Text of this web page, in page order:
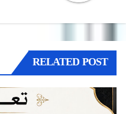
RELATED POST